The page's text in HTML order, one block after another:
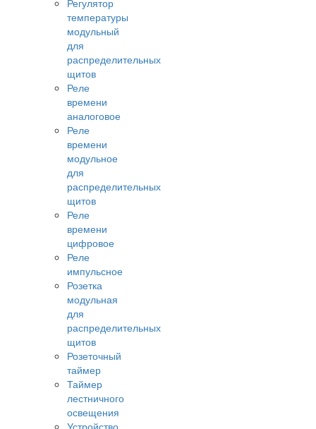
Регулятор
температуры
модульный
для
распределительных
щитов
Реле
времени
аналоговое
Реле
времени
модульное
для
распределительных
щитов
Реле
времени
цифровое
Реле
импульсное
Розетка
модульная
для
распределительных
щитов
Розеточный
таймер
Таймер
лестничного
освещения
Устройство